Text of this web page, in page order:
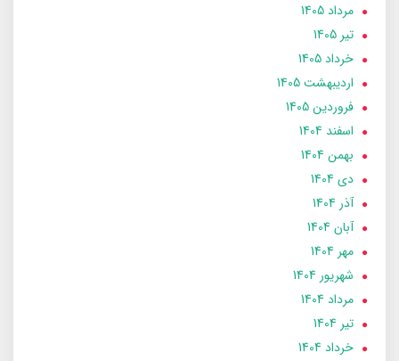
مرداد 1405
تير 1405
خرداد 1405
ارديبهشت 1405
فروردین 1405
اسفند 1404
بهمن 1404
دی 1404
آذر 1404
آبان 1404
مهر 1404
شهریور 1404
مرداد 1404
تير 1404
خرداد 1404